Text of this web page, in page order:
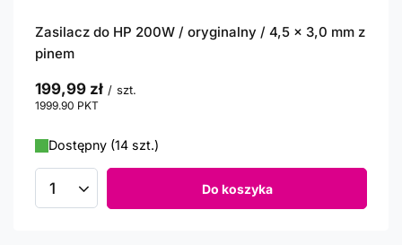
Zasilacz do HP 200W / oryginalny / 4,5 x 3,0 mm z
pinem
199,99 zł / szt.
1999.90 PKT
Dostępny (14 szt.)
Ilość produktów Do koszyka